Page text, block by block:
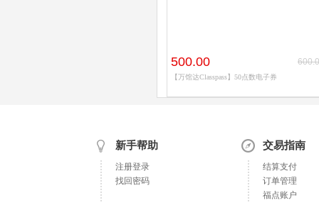
500.00
【万馆达Classpass】50点数电子券
新手帮助
注册登录
找回密码
交易指南
结算支付
订单管理
福点账户